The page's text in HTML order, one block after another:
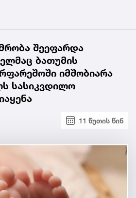
შეეფარდა
ბათუმის
იმშობიარა
სასიკვდილო
11 წუთის წინ